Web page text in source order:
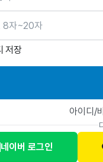
저장
아이디/
네이버 로그인